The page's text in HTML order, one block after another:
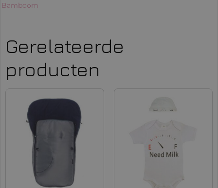
Bamboom
Gerelateerde
producten